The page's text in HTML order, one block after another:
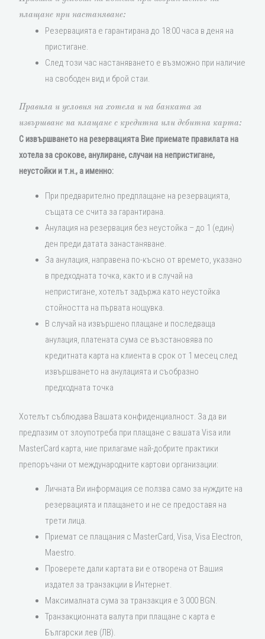
плащане при настаняване:
Резервацията е гарантирана до 18:00 часа в деня на
пристигане.
След този час настаняването е възможно при наличие
на свободен вид и брой стаи.
Правила и условия на хотела и на банката за
извършване па плащане с кредитна или дебитна карта:
С извършването на резервацията Вие приемате правилата на
хотела за срокове, анулиране, случаи на непристигане,
неустойки и т.н., а именно:
При предварително предплащане на резервацията,
същата се счита за гарантирана.
Анулация на резервация без неустойка – до 1 (един)
ден преди датата занастаняване.
За анулация, направена по-късно от времето, указано
в предходната точка, както и в случай на
непристигане, хотелът задържа като неустойка
стойността на първата нощувка.
В случай на извършено плащане и последваща
анулация, платената сума се възстановява по
кредитната карта на клиента в срок от 1 месец след
извършването на анулацията и съобразно
предходната точка
Хотелът съблюдава Вашата конфиденциалност. За да ви
предпазим от злоупотреба при плащане с вашата Visa или
MasterCard карта, ние прилагаме най-добрите практики
препоръчани от международните картови организации:
Личната Ви информация се ползва само за нуждите на
резервацията и плащането и не се предоставя на
трети лица.
Приемат се плащания с MasterCard, Visa, Visa Electron,
Maestro.
Проверете дали картата ви е отворена от Вашия
издател за транзакции в Интернет.
Максималната сума за транзакция е 3 000 BGN.
Транзакционната валута при плащане с карта е
Български лев (ЛВ).